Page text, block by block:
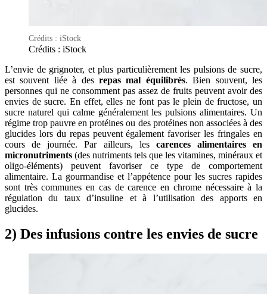
Crédits : iStock
Crédits : iStock
L’envie de grignoter, et plus particulièrement les pulsions de sucre,
est souvent liée à des repas mal équilibrés. Bien souvent, les
personnes qui ne consomment pas assez de fruits peuvent avoir des
envies de sucre. En effet, elles ne font pas le plein de fructose, un
sucre naturel qui calme généralement les pulsions alimentaires. Un
régime trop pauvre en protéines ou des protéines non associées à des
glucides lors du repas peuvent également favoriser les fringales en
cours de journée. Par ailleurs, les carences alimentaires en
micronutriments (des nutriments tels que les vitamines, minéraux et
oligo-éléments) peuvent favoriser ce type de comportement
alimentaire. La gourmandise et l’appétence pour les sucres rapides
sont très communes en cas de carence en chrome nécessaire à la
régulation du taux d’insuline et à l’utilisation des apports en
glucides.
2) Des infusions contre les envies de sucre